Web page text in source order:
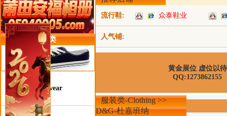
类目详细分类
鞋类-Footwear
流行鞋:
人气铺:
众泰鞋业
黄金展位 虚位以待
QQ:1273862155
服装类-Clothing >>
D&G-杜嘉班纳